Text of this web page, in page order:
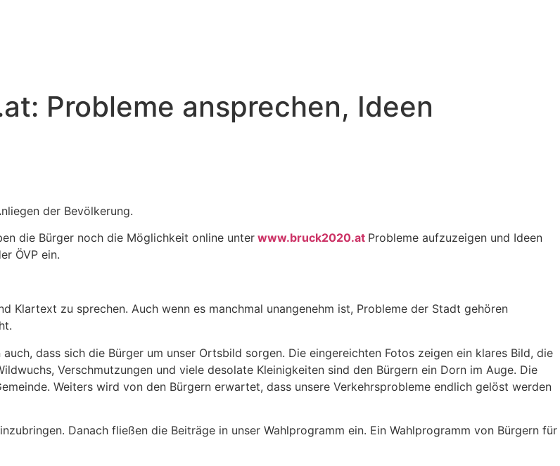
Probleme ansprechen, Ideen
der Bevölkerung.
die Bürger noch die Möglichkeit online unter www.bruck2020.at Probleme aufzuzeigen und Ideen
ÖVP ein.
Klartext zu sprechen. Auch wenn es manchmal unangenehm ist, Probleme der Stadt gehören
dass sich die Bürger um unser Ortsbild sorgen. Die eingereichten Fotos zeigen ein klares Bild, die
Verschmutzungen und viele desolate Kleinigkeiten sind den Bürgern ein Dorn im Auge. Die
Weiters wird von den Bürgern erwartet, dass unsere Verkehrsprobleme endlich gelöst werden
Danach fließen die Beiträge in unser Wahlprogramm ein. Ein Wahlprogramm von Bürgern für